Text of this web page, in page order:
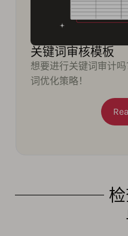
关键词审核模板
想要进行关键词审计
词优化策略！